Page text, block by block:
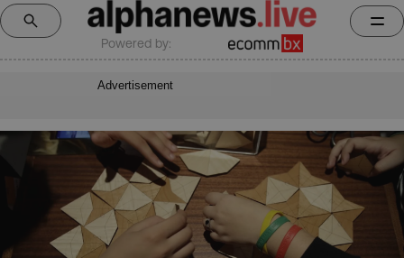
Powered by:
Advertisement